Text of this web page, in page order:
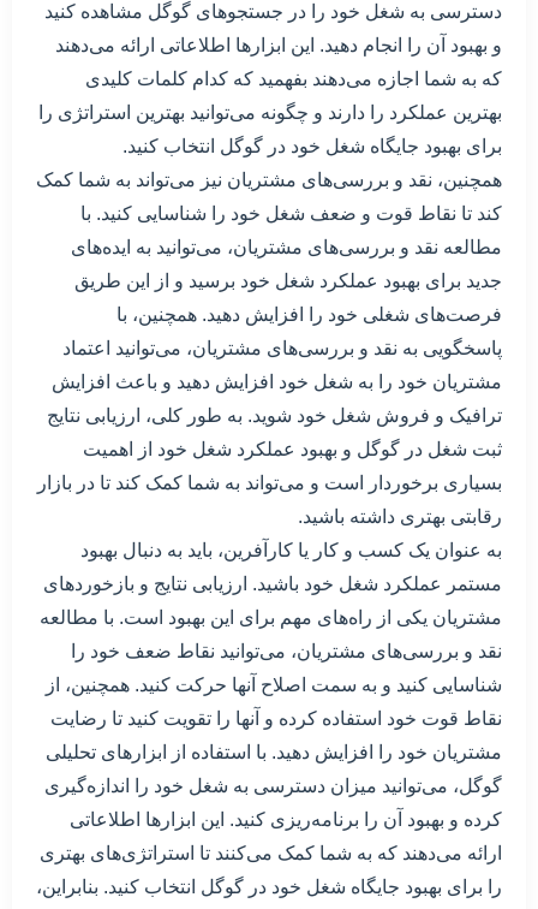
دسترسی به شغل خود را در جستجوهای گوگل مشاهده کنید
و بهبود آن را انجام دهید. این ابزارها اطلاعاتی ارائه می‌دهند
که به شما اجازه می‌دهند بفهمید که کدام کلمات کلیدی
بهترین عملکرد را دارند و چگونه می‌توانید بهترین استراتژی را
برای بهبود جایگاه شغل خود در گوگل انتخاب کنید.
همچنین، نقد و بررسی‌های مشتریان نیز می‌تواند به شما کمک
کند تا نقاط قوت و ضعف شغل خود را شناسایی کنید. با
مطالعه نقد و بررسی‌های مشتریان، می‌توانید به ایده‌های
جدید برای بهبود عملکرد شغل خود برسید و از این طریق
فرصت‌های شغلی خود را افزایش دهید. همچنین، با
پاسخگویی به نقد و بررسی‌های مشتریان، می‌توانید اعتماد
مشتریان خود را به شغل خود افزایش دهید و باعث افزایش
ترافیک و فروش شغل خود شوید. به طور کلی، ارزیابی نتایج
ثبت شغل در گوگل و بهبود عملکرد شغل خود از اهمیت
بسیاری برخوردار است و می‌تواند به شما کمک کند تا در بازار
رقابتی بهتری داشته باشید.
به عنوان یک کسب و کار یا کارآفرین، باید به دنبال بهبود
مستمر عملکرد شغل خود باشید. ارزیابی نتایج و بازخوردهای
مشتریان یکی از راه‌های مهم برای این بهبود است. با مطالعه
نقد و بررسی‌های مشتریان، می‌توانید نقاط ضعف خود را
شناسایی کنید و به سمت اصلاح آنها حرکت کنید. همچنین، از
نقاط قوت خود استفاده کرده و آنها را تقویت کنید تا رضایت
مشتریان خود را افزایش دهید. با استفاده از ابزارهای تحلیلی
گوگل، می‌توانید میزان دسترسی به شغل خود را اندازه‌گیری
کرده و بهبود آن را برنامه‌ریزی کنید. این ابزارها اطلاعاتی
ارائه می‌دهند که به شما کمک می‌کنند تا استراتژی‌های بهتری
را برای بهبود جایگاه شغل خود در گوگل انتخاب کنید. بنابراین،